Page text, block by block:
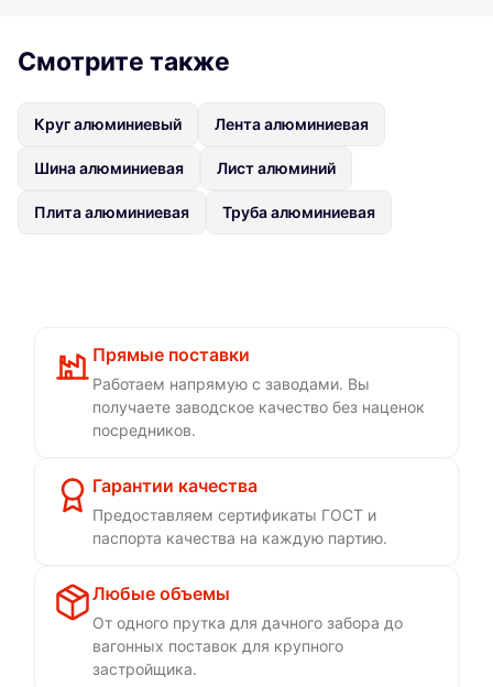
Смотрите также
Круг алюминиевый Лента алюминиевая
Шина алюминиевая Лист алюминий
Плита алюминиевая Труба алюминиевая
Прямые поставки
Работаем напрямую с заводами. Вы
получаете заводское качество без наценок
посредников.
Гарантии качества
Предоставляем сертификаты ГОСТ и
паспорта качества на каждую партию.
Любые объемы
От одного прутка для дачного забора до
вагонных поставок для крупного
застройщика.